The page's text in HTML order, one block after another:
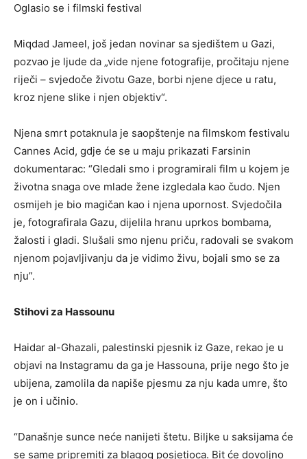
Oglasio se i filmski festival
Miqdad Jameel, još jedan novinar sa sjedištem u Gazi,
pozvao je ljude da „vide njene fotografije, pročitaju njene
riječi – svjedoče životu Gaze, borbi njene djece u ratu,
kroz njene slike i njen objektiv“.
Njena smrt potaknula je saopštenje na filmskom festivalu
Cannes Acid, gdje će se u maju prikazati Farsinin
dokumentarac: “Gledali smo i programirali film u kojem je
životna snaga ove mlade žene izgledala kao čudo. Njen
osmijeh je bio magičan kao i njena upornost. Svjedočila
je, fotografirala Gazu, dijelila hranu uprkos bombama,
žalosti i gladi. Slušali smo njenu priču, radovali se svakom
njenom pojavljivanju da je vidimo živu, bojali smo se za
nju”.
Stihovi za Hassounu
Haidar al-Ghazali, palestinski pjesnik iz Gaze, rekao je u
objavi na Instagramu da ga je Hassouna, prije nego što je
ubijena, zamolila da napiše pjesmu za nju kada umre, što
je on i učinio.
“Današnje sunce neće nanijeti štetu. Biljke u saksijama će
se same pripremiti za blagog posjetioca. Bit će dovoljno